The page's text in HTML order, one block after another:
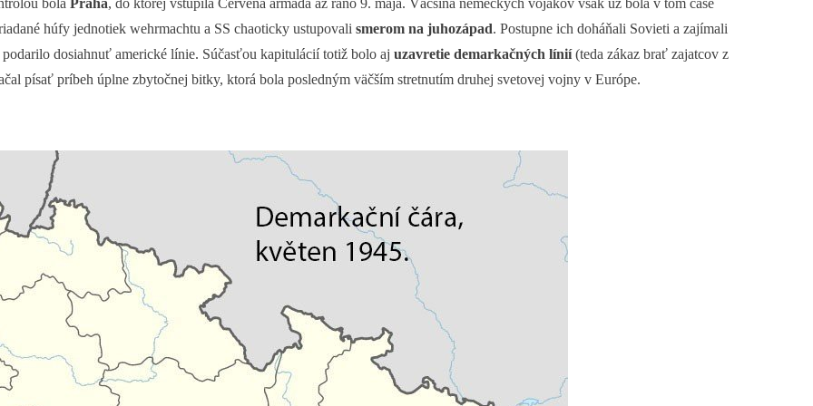
bola Praha, do ktorej vstúpila Červená armáda až ráno 9. mája. Väčšina nemeckých vojakov však už bola v tom čase
húfy jednotiek wehrmachtu a SS chaoticky ustupovali smerom na juhozápad. Postupne ich doháňali Sovieti a zajímali
dosiahnuť americké línie. Súčasťou kapitulácií totiž bolo aj uzavretie demarkačných línií(teda zákaz brať zajatcov z
písať príbeh úplne zbytočnej bitky, ktorá bola posledným väčším stretnutím druhej svetovej vojny v Európe.